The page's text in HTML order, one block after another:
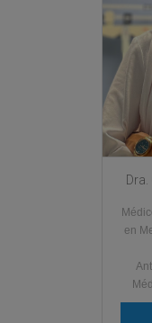
en